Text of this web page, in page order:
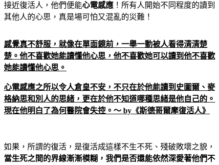
接近復活人，他們便能心電感應 ！所有人開始不同程度的讀到
其他人的心思，真是場可怕又混亂的災難！
感覺真不舒服，就像在單面鏡前，一舉一動被人看得清清楚
楚。他不喜歡她能讀懂他心思，他不喜歡她可以讀到他不喜歡
她能讀懂他心思。
心電感應之所以令人倉皇不安，不只在於他能讀到史圖爾、麥
格納思和別人的思緒，更在於他不知道哪種思緒是他自己的。
現在他明白了為何醫院會失控。～ by 《斯德哥爾摩復活人》
如果，所謂的復活，是復活成這樣不生不死、殘破敗壞之貌，
當生死之間的界線漸漸模糊，我們是否還能依然深愛著他們不